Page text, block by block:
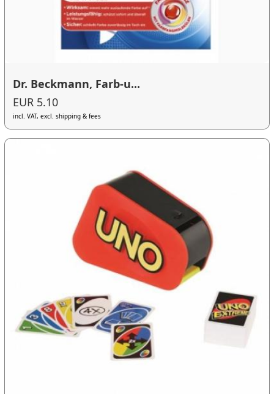
Dr. Beckmann, Farb-u...
EUR 5.10
incl. VAT, excl. shipping & fees